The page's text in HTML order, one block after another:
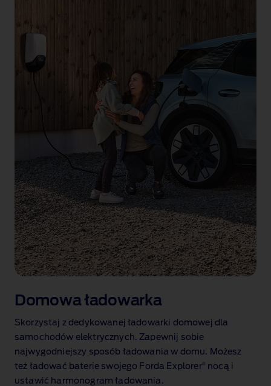
Domowa ładowarka
Skorzystaj z dedykowanej ładowarki domowej dla
samochodów elektrycznych. Zapewnij sobie
najwygodniejszy sposób ładowania w domu. Możesz
też ładować baterie swojego Forda Explorer®
nocą i
ustawić harmonogram ładowania .